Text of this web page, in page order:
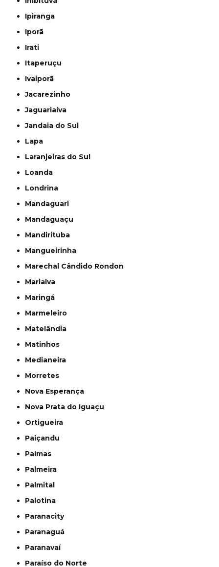
Ipiranga
Iporã
Irati
Itaperuçu
Ivaiporã
Jacarezinho
Jaguariaíva
Jandaia do Sul
Lapa
Laranjeiras do Sul
Loanda
Londrina
Mandaguari
Mandaguaçu
Mandirituba
Mangueirinha
Marechal Cândido Rondon
Marialva
Maringá
Marmeleiro
Matelândia
Matinhos
Medianeira
Morretes
Nova Esperança
Nova Prata do Iguaçu
Ortigueira
Paiçandu
Palmas
Palmeira
Palmital
Palotina
Paranacity
Paranaguá
Paranavaí
Paraíso do Norte